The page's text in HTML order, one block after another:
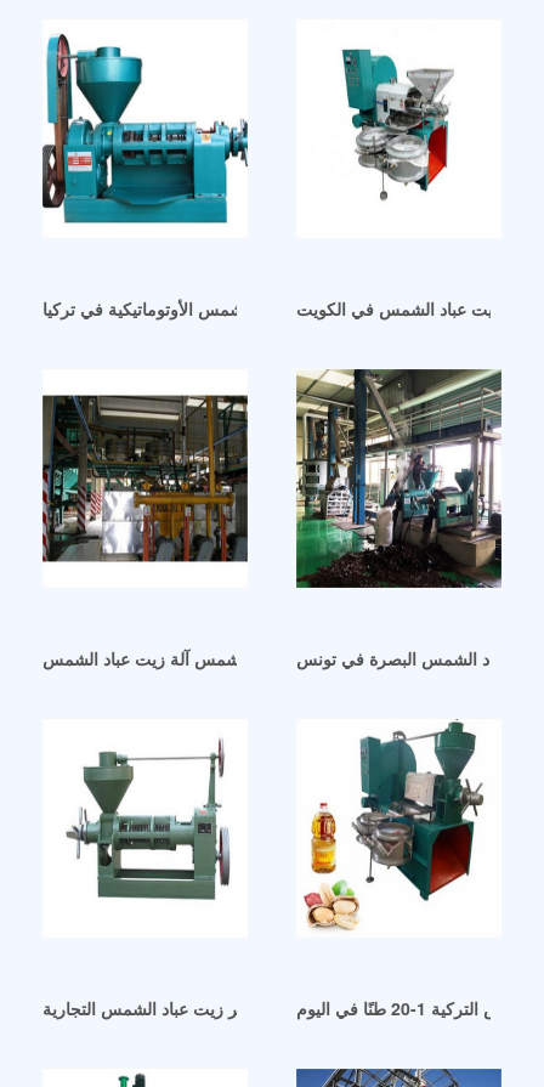
آلة تعبئة زيت عباد الشمس الأوتوماتيكية في تركيازيت عباد الشمس في الكويت
الكويت الجزائر آلة زيت عباد الشمس آلة زيت عباد الشمس
زيت عباد الشمس البصرة في تونس
آلة عصر زيت عباد الشمس التجارية hj-p06 في مصر 1-20 طنًا في اليوم